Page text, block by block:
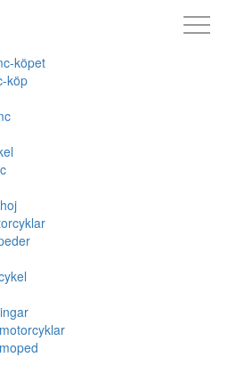
köpet
köp